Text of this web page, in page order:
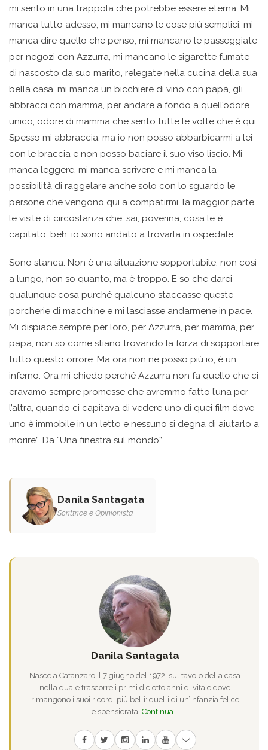
mi sento in una trappola che potrebbe essere eterna. Mi
manca tutto adesso, mi mancano le cose più semplici, mi
manca dire quello che penso, mi mancano le passeggiate
per negozi con Azzurra, mi mancano le sigarette fumate
di nascosto da suo marito, relegate nella cucina della sua
bella casa, mi manca un bicchiere di vino con papà, gli
abbracci con mamma, per andare a fondo a quell’odore
unico, odore di mamma che sento tutte le volte che è qui.
Spesso mi abbraccia, ma io non posso abbarbicarmi a lei
con le braccia e non posso baciare il suo viso liscio. Mi
manca leggere, mi manca scrivere e mi manca la
possibilità di raggelare anche solo con lo sguardo le
persone che vengono qui a compatirmi, la maggior parte,
le visite di circostanza che, sai, poverina, cosa le è
capitato, beh, io sono andato a trovarla in ospedale.
Sono stanca. Non è una situazione sopportabile, non così
a lungo, non so quanto, ma è troppo. E so che darei
qualunque cosa purché qualcuno staccasse queste
porcherie di macchine e mi lasciasse andarmene in pace.
Mi dispiace sempre per loro, per Azzurra, per mamma, per
papà, non so come stiano trovando la forza di sopportare
tutto questo orrore. Ma ora non ne posso più io, è un
inferno. Ora mi chiedo perché Azzurra non fa quello che ci
eravamo sempre promesse che avremmo fatto l’una per
l’altra, quando ci capitava di vedere uno di quei film dove
uno è immobile in un letto e nessuno si degna di aiutarlo a
morire”. Da “Una finestra sul mondo”
Danila Santagata
Scrittrice e Opinionista
Danila Santagata
Nasce a Catanzaro il 7 giugno del 1972, sul tavolo della casa
nella quale trascorre i primi diciotto anni di vita e dove
rimangono i suoi ricordi più belli: quelli di un’infanzia felice
e spensierata. Continua...